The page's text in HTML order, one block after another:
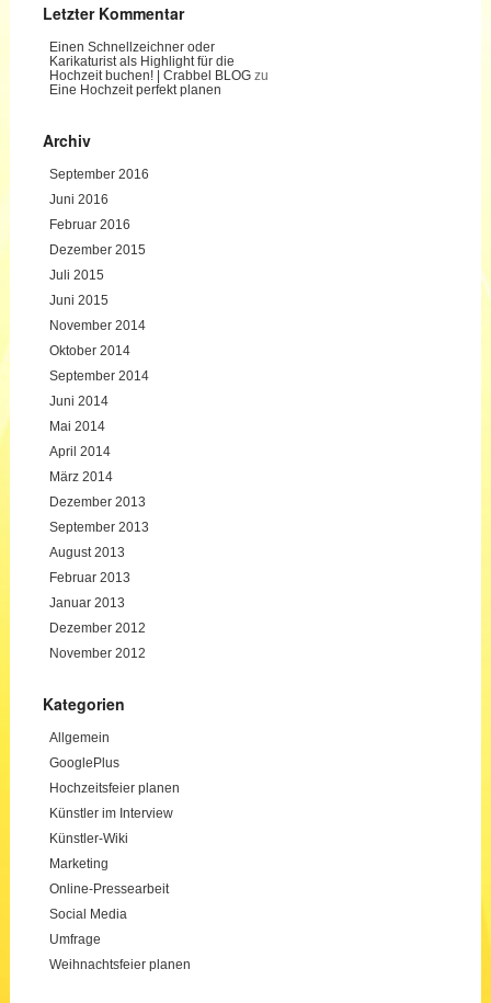
Letzter Kommentar
Einen Schnellzeichner oder
Karikaturist als Highlight für die
Hochzeit buchen! | Crabbel BLOGzu
Eine Hochzeit perfekt planen
Archiv
September 2016
Juni 2016
Februar 2016
Dezember 2015
Juli 2015
Juni 2015
November 2014
Oktober 2014
September 2014
Juni 2014
Mai 2014
April 2014
März 2014
Dezember 2013
September 2013
August 2013
Februar 2013
Januar 2013
Dezember 2012
November 2012
Kategorien
Allgemein
GooglePlus
Hochzeitsfeier planen
Künstler im Interview
Künstler-Wiki
Marketing
Online-Pressearbeit
Social Media
Umfrage
Weihnachtsfeier planen